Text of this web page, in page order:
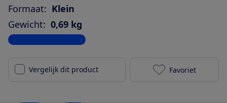
Formaat: Klein
Gewicht: 0,69 kg
Bekijk alle specificaties
Vergelijk dit product Huawei
Favoriet